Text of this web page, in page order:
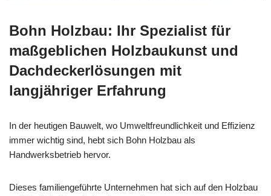
Bohn Holzbau: Ihr Spezialist für
maßgeblichen Holzbaukunst und
Dachdeckerlösungen mit
langjähriger Erfahrung
In der heutigen Bauwelt, wo Umweltfreundlichkeit und Effizienz
immer wichtig sind, hebt sich Bohn Holzbau als
Handwerksbetrieb hervor.
Dieses familiengeführte Unternehmen hat sich auf den Holzbau